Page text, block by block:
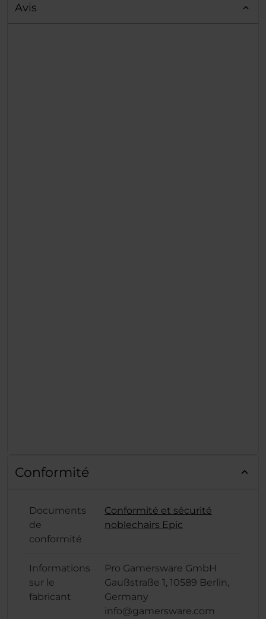
Avis
Conformité
Documents
de
conformité
Conformité et sécurité
noblechairs Epic
Informations
sur le
fabricant
Pro Gamersware GmbH
Gaußstraße 1, 10589 Berlin,
Germany
info@gamersware.com